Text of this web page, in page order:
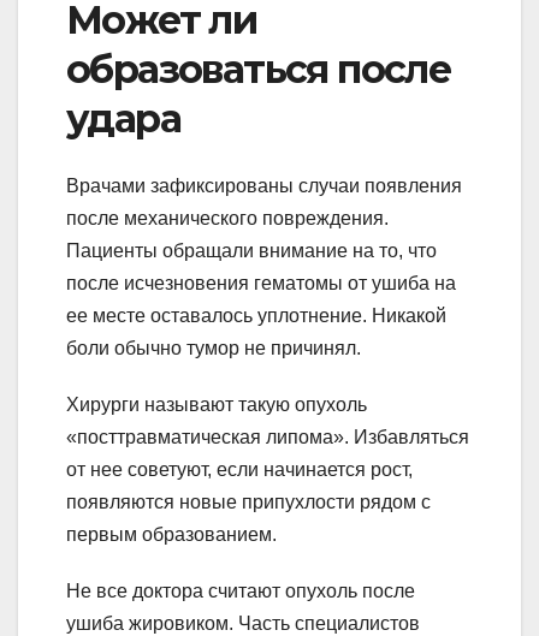
Может ли
образоваться после
удара
Врачами зафиксированы случаи появления
после механического повреждения.
Пациенты обращали внимание на то, что
после исчезновения гематомы от ушиба на
ее месте оставалось уплотнение. Никакой
боли обычно тумор не причинял.
Хирурги называют такую опухоль
«посттравматическая липома». Избавляться
от нее советуют, если начинается рост,
появляются новые припухлости рядом с
первым образованием.
Не все доктора считают опухоль после
ушиба жировиком. Часть специалистов